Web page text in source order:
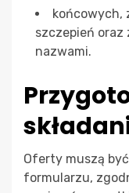
końcowych,
szczepień
nazwami.
Oferty muszą
formularzu,